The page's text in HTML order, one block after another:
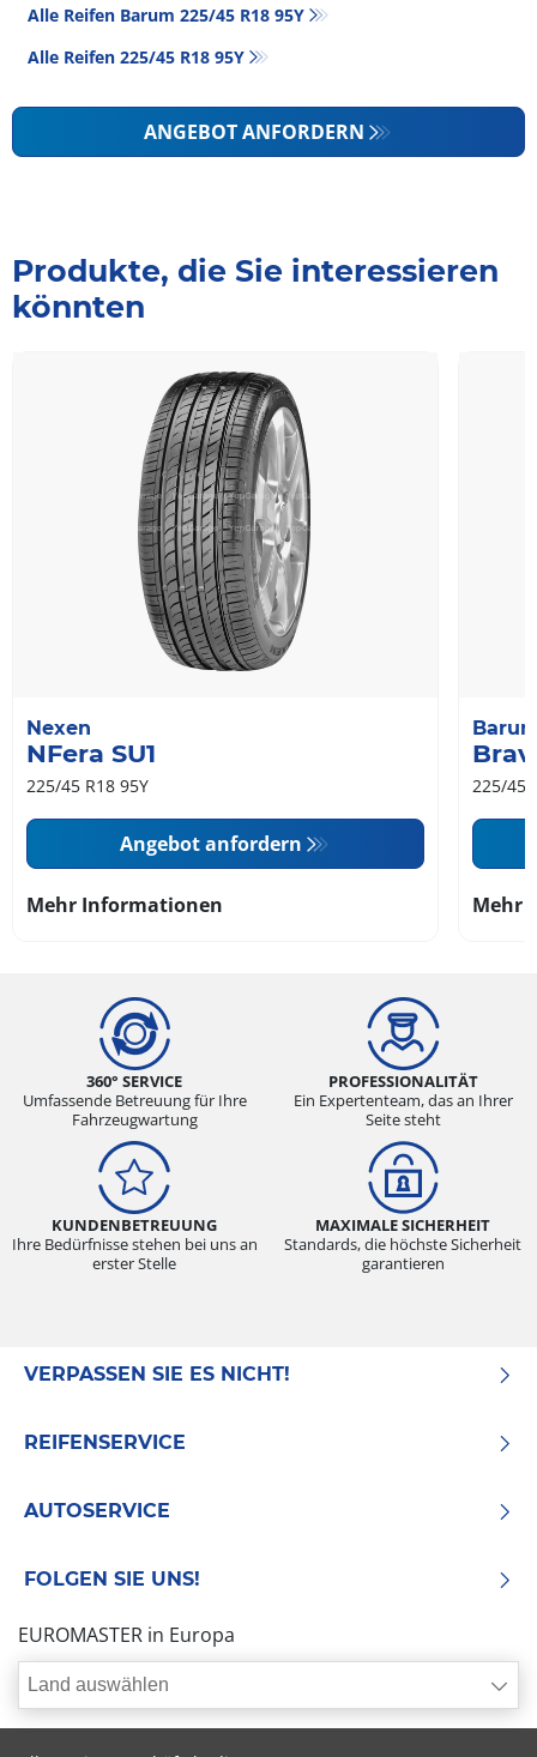
Alle Reifen Barum 225/45 R18 95Y
Alle Reifen‎ 225/45 R18 95Y
ANGEBOT ANFORDERN
Produkte, die Sie interessieren
könnten
Nexen
NFera SU1
225/45 R18 95Y
Angebot anfordern
Mehr Informationen
225/45
Mehr
360° SERVICE
Umfassende Betreuung für Ihre
Fahrzeugwartung
PROFESSIONALITÄT
Ein Expertenteam, das an Ihrer
Seite steht
KUNDENBETREUUNG
Ihre Bedürfnisse stehen bei uns an
erster Stelle
MAXIMALE SICHERHEIT
Standards, die höchste Sicherheit
garantieren
VERPASSEN SIE ES NICHT!
REIFENSERVICE
AUTOSERVICE
FOLGEN SIE UNS!
EUROMASTER in Europa
Land auswählen